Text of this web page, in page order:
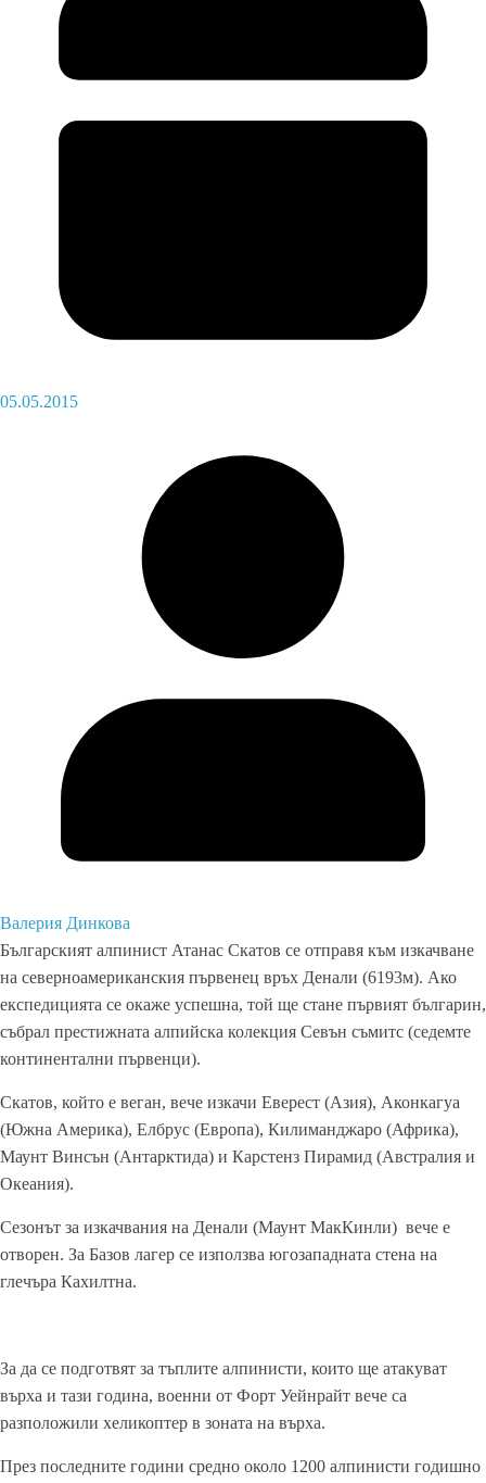
05.05.2015
Валерия Динкова
Българският алпинист Атанас Скатов се отправя към изкачване
на северноамериканския първенец връх Денали (6193м). Ако
експедицията се окаже успешна, той ще стане първият българин,
събрал престижната алпийска колекция Севън съмитс (седемте
континентални първенци).
Скатов, който е веган, вече изкачи Еверест (Азия), Аконкагуа
(Южна Америка), Елбрус (Европа), Килиманджаро (Африка),
Маунт Винсън (Антарктида) и Карстенз Пирамид (Австралия и
Океания).
Сезонът за изкачвания на Денали (Маунт МакКинли) вече е
отворен. За Базов лагер се използва югозападната стена на
глечъра Кахилтна.
За да се подготвят за тъплите алпинисти, които ще атакуват
върха и тази година, военни от Форт Уейнрайт вече са
разположили хеликоптер в зоната на върха.
През последните години средно около 1200 алпинисти годишно